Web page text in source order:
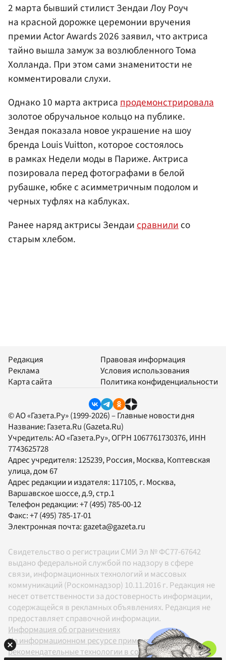
2 марта бывший стилист Зендаи Лоу Роуч
на красной дорожке церемонии вручения
премии Actor Awards 2026 заявил, что актриса
тайно вышла замуж за возлюбленного Тома
Холланда. При этом сами знаменитости не
комментировали слухи.
Однако 10 марта актрисапродемонстрировала
золотое обручальное кольцо на публике.
Зендая показала новое украшение на шоу
бренда Louis Vuitton, которое состоялось
в рамках Недели моды в Париже. Актриса
позировала перед фотографами в белой
рубашке, юбке с асимметричным подолом и
черных туфлях на каблуках.
Ранее наряд актрисы Зендаисравнилисо
старым хлебом.
Редакция
Реклама
Карта сайта
Правовая информация
Условия использования
Политика конфиденциальности
© АО «Газета.Ру» (1999-2026) – Главные новости дня
Название: Газета.Ru (Gazeta.Ru)
Учредитель:АО «Газета.Ру», ОГРН 1067761730376, ИНН
7743625728
Адрес учредителя: 125239, Россия, Москва, Коптевская
улица, дом 67
Адрес редакции и издателя: 117105, г. Москва,
Варшавское шоссе, д.9, стр.1
Телефон редакции:+7 (495) 785-00-12
Факс:+7 (495) 785-17-01
Электронная почта: gazeta@gazeta.ru
Свидетельство о регистрации СМИ Эл № ФС77-67642
выдано федеральной службой по надзору в сфере
связи, информационных технологий и массовых
коммуникаций (Роскомнадзор) 10.11.2016 г. Редакция не
несет ответственности за достоверность информации,
содержащейся в рекламных объявлениях. Редакция не
предоставляет справочной информации.
Информация об ограничениях
На информационном ресурсе применяются
рекомендательные технологии в соответствии с